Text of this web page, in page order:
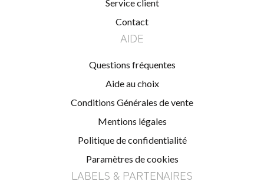
Service client
Contact
AIDE
Questions fréquentes
Aide au choix
Conditions Générales de vente
Mentions légales
Politique de confidentialité
Paramètres de cookies
LABELS & PARTENAIRES